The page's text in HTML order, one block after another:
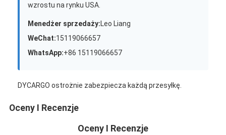
wzrostu na rynku USA.
Menedżer sprzedaży:Leo Liang
WeChat:15119066657
WhatsApp:+86 15119066657
DYCARGO ostrożnie zabezpiecza każdą przesyłkę.
Oceny I Recenzje
Oceny I Recenzje